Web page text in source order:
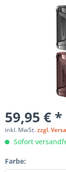
59,95 € *
inkl. MwSt.zzgl.
Sofort
Farbe: